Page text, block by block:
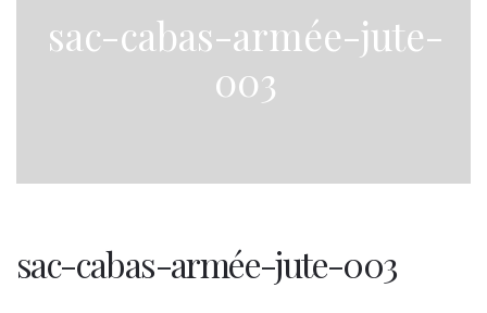
sac-cabas-armée-jute-
003
sac-cabas-armée-jute-003